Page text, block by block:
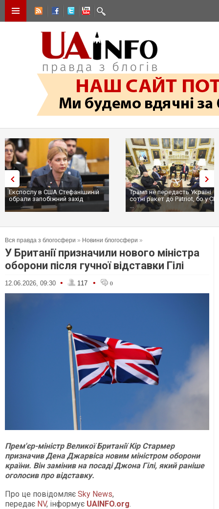
Експослу в США Стефанішиній
обрали запобіжний захід
Трамп не передасть Україні
сотні ракет до Patriot, бо у
...
Вся правда з блогосфери » Новини блогосфери »
У Британії призначили нового міністра
оборони після гучної відставки Гілі
12.06.2026, 09:30 • 117 • 0
Прем'єр-міністр Великої Британії Кір Стармер
призначив Дена Джарвіса новим міністром оборони
країни. Він замінив на посаді Джона Гілі, який раніше
оголосив про відставку.
Про це повідомляє Sky News,
передає NV, інформує UAINFO.org.